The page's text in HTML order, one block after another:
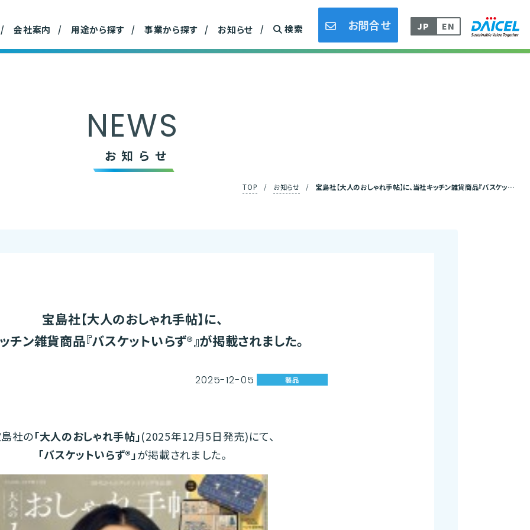
会社案内
採用情報
用途から探す 事業から探す
DLAMP/熱接着フィルム事業
お知らせ 検索 お問合せ JP EN
NEWS
お知らせ
TOP / お知らせ / 宝島社【大人のおしゃれ手帖】に、当社キッチン雑貨商品『バスケットいらず®』が掲載されました。
宝島社【大人のおしゃれ手帖】に、
チン雑貨商品『バスケットいらず®』が掲載されました。
2025-12-05 製品
社の「大人のおしゃれ手帖」(2025年12月5日発売)にて、
「バスケットいらず®」が掲載されました。